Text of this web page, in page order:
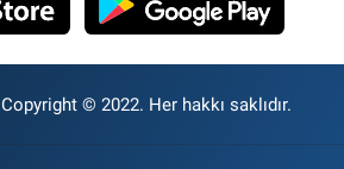
Copyright © 2022. Her hakkı saklıdır.